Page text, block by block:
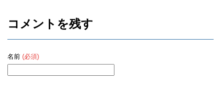
コメントを残す
名前 (必須)